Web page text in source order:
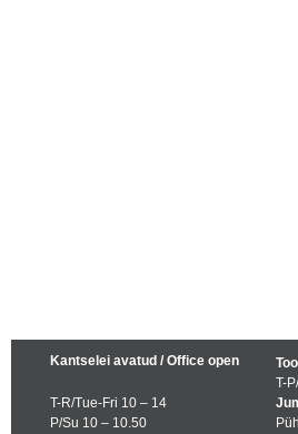
Kantselei avatud / Office open
T-R/Tue-Fri 10 – 14
P/Su 10 – 10.50
T-